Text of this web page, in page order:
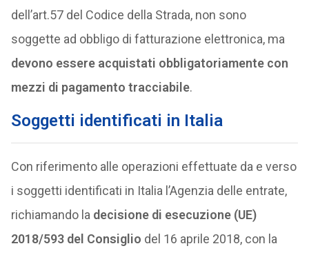
dell’art.57 del Codice della Strada, non sono
soggette ad obbligo di fatturazione elettronica, ma
devono essere acquistati obbligatoriamente con
mezzi di pagamento tracciabile.
Soggetti identificati in Italia
Con riferimento alle operazioni effettuate da e verso
i soggetti identificati in Italia l’Agenzia delle entrate,
richiamando la decisione di esecuzione (UE)
2018/593 del Consiglio del 16 aprile 2018, con la